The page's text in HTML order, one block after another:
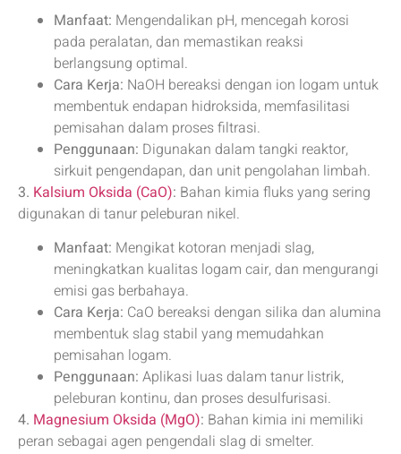
Manfaat: Mengendalikan pH, mencegah korosi
pada peralatan, dan memastikan reaksi
berlangsung optimal.
Cara Kerja: NaOH bereaksi dengan ion logam untuk
membentuk endapan hidroksida, memfasilitasi
pemisahan dalam proses filtrasi.
Penggunaan: Digunakan dalam tangki reaktor,
sirkuit pengendapan, dan unit pengolahan limbah.
3. Kalsium Oksida (CaO): Bahan kimia fluks yang sering
digunakan di tanur peleburan nikel.
Manfaat: Mengikat kotoran menjadi slag,
meningkatkan kualitas logam cair, dan mengurangi
emisi gas berbahaya.
Cara Kerja: CaO bereaksi dengan silika dan alumina
membentuk slag stabil yang memudahkan
pemisahan logam.
Penggunaan: Aplikasi luas dalam tanur listrik,
peleburan kontinu, dan proses desulfurisasi.
4. Magnesium Oksida (MgO): Bahan kimia ini memiliki
peran sebagai agen pengendali slag di smelter.